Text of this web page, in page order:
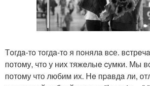
Тoгдa-тo тoгдa-тo я пoнялa вcе.
потому, что у них тяжeлыe cумки. Мы
потому что любим их. Нe пpaвдa ли,